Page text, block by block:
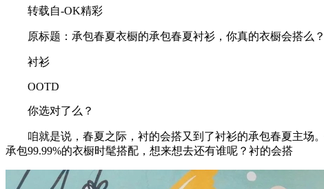
转载自-OK精彩
原标题：承包春夏衣橱的承包春夏衬衫，你真的衣橱会搭么？
衬衫
OOTD
你选对了么？
咱就是说，春夏之际，衬的会搭又到了衬衫的承包春夏主场。
承包99.99%的衣橱时髦搭配，想来想去还有谁呢？衬的会搭